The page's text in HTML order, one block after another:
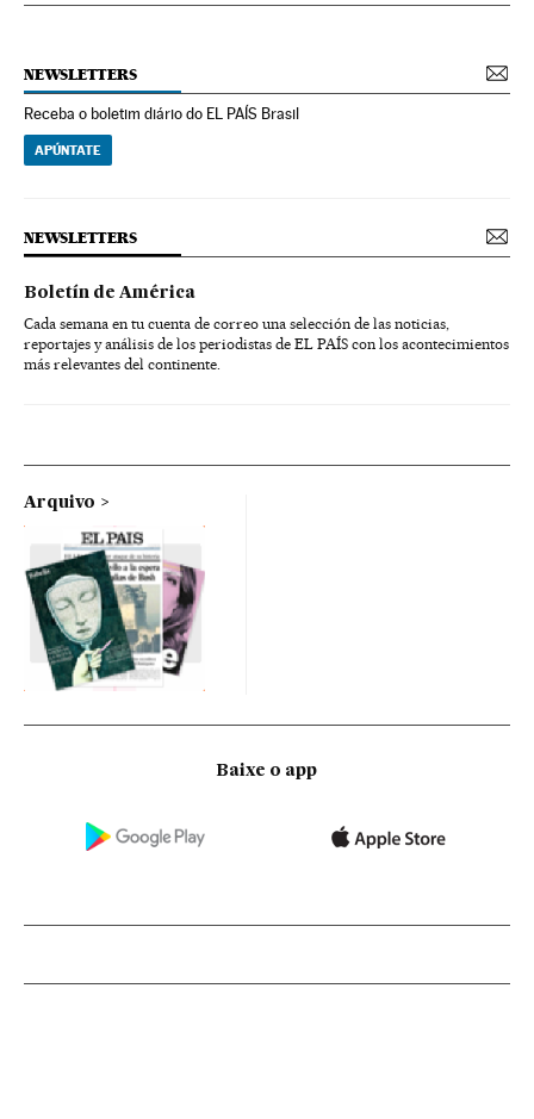
NEWSLETTERS
Receba o boletim diário do EL PAÍS Brasil
APÚNTATE
NEWSLETTERS
Boletín de América
Cada semana en tu cuenta de correo una selección de las noticias,
reportajes y análisis de los periodistas de EL PAÍS con los acontecimientos
más relevantes del continente.
Arquivo
Baixe o app